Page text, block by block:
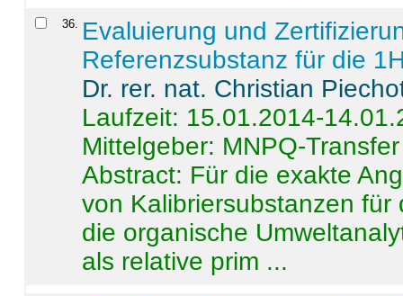
36. Evaluierung und
Referenzsubstanz für die
Dr. rer. nat. Christian
Laufzeit: 15.01.2014-
Mittelgeber: MNPQ-Transfer
Abstract: Für die exakte
von Kalibriersubstanzen
die organische
als relative prim ...